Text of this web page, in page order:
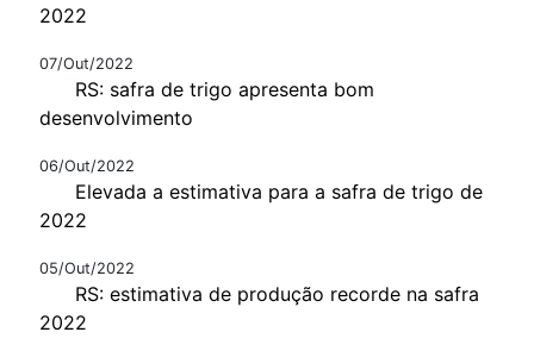
2022
07/Out/2022
RS: safra de trigo apresenta bom
desenvolvimento
06/Out/2022
Elevada a estimativa para a safra de trigo de
2022
05/Out/2022
RS: estimativa de produção recorde na safra
2022